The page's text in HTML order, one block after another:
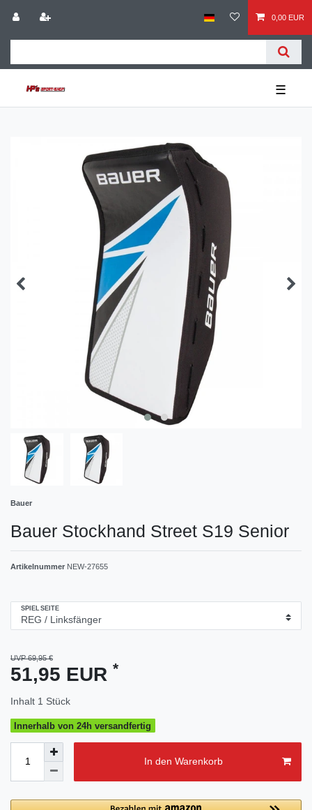
0,00 EUR
☰
Bauer
Bauer Stockhand Street S19 Senior
Artikelnummer NEW-27655
SPIELSEITE
UVP 69,95 €
51,95 EUR *
Inhalt 1 Stück
Innerhalb von 24h versandfertig
In den Warenkorb